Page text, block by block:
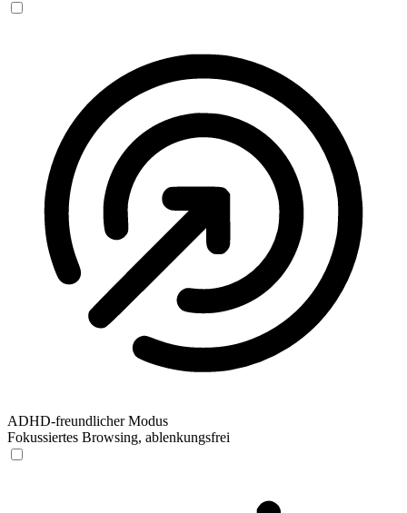
ADHD-freundlicher Modus
Fokussiertes Browsing, ablenkungsfrei